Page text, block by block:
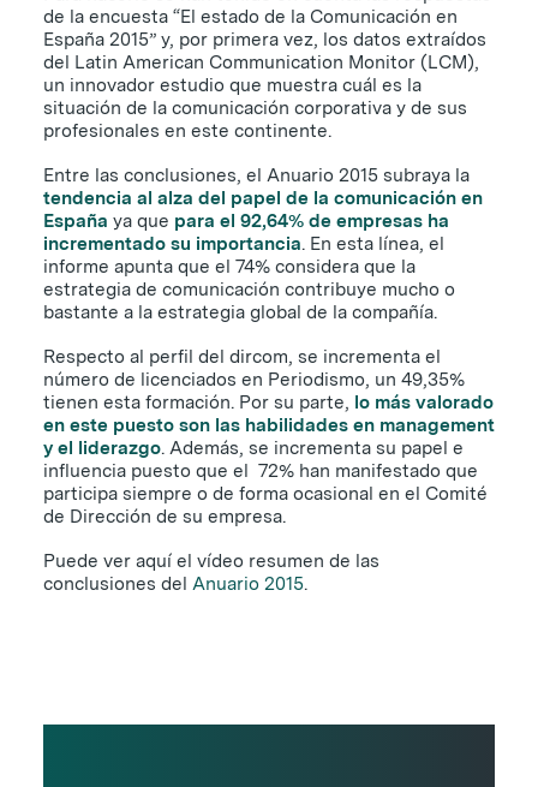
de la encuesta “El estado de la Comunicación en
España 2015” y, por primera vez, los datos extraídos
del Latin American Communication Monitor (LCM),
un innovador estudio que muestra cuál es la
situación de la comunicación corporativa y de sus
profesionales en este continente.
Entre las conclusiones, el Anuario 2015 subraya la
tendencia al alza del papel de la comunicación en
España ya que para el 92,64% de empresas ha
incrementado su importancia. En esta línea, el
informe apunta que el 74% considera que la
estrategia de comunicación contribuye mucho o
bastante a la estrategia global de la compañía.
Respecto al perfil del dircom, se incrementa el
número de licenciados en Periodismo, un 49,35%
tienen esta formación. Por su parte, lo más valorado
en este puesto son las habilidades en management
y el liderazgo. Además, se incrementa su papel e
influencia puesto que el 72% han manifestado que
participa siempre o de forma ocasional en el Comité
de Dirección de su empresa.
Puede ver aquí el vídeo resumen de las
conclusiones del Anuario 2015.